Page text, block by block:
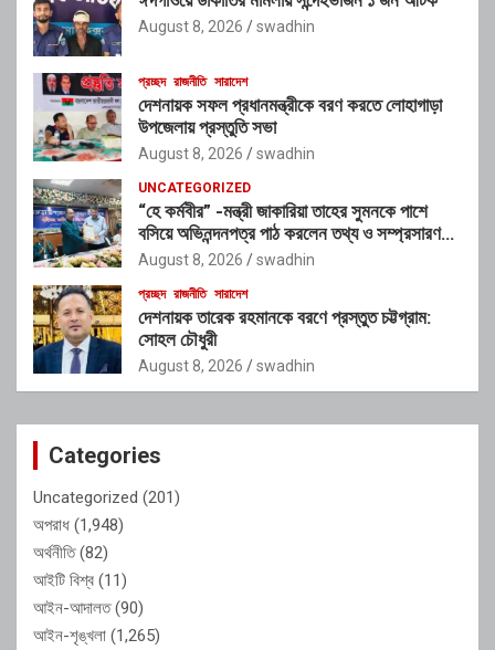
August 8, 2026 swadhin
প্রচ্ছদ রাজনীতি সারাদেশ
দেশনায়ক সফল প্রধানমন্ত্রীকে বরণ করতে লোহাগাড়া
উপজেলায় প্রস্তুতি সভা
August 8, 2026 swadhin
UNCATEGORIZED
“হে কর্মবীর” -মন্ত্রী জাকারিয়া তাহের সুমনকে পাশে
বসিয়ে অভিনন্দনপত্র পাঠ করলেন তথ্য ও সম্প্রসারণ
মন্ত্রণালয়ের ভারপ্রাপ্ত সচিব শাহ আলম
August 8, 2026 swadhin
প্রচ্ছদ রাজনীতি সারাদেশ
দেশনায়ক তারেক রহমানকে বরণে প্রস্তুত চট্টগ্রাম:
সোহল চৌধুরী
August 8, 2026 swadhin
Categories
Uncategorized (201)
অপরাধ (1,948)
অর্থনীতি(82)
আইটি বিশ্ব (11)
আইন-আদালত(90)
আইন-শৃঙ্খলা (1,265)